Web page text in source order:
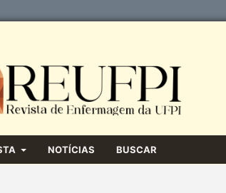
NOTÍCIAS BUSCAR